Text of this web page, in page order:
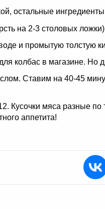
остальные
на 2-3 столовых
и промытую толстую
колбас в магазине.
Ставим на 40-45
Кусочки мяса разные
аппетита!